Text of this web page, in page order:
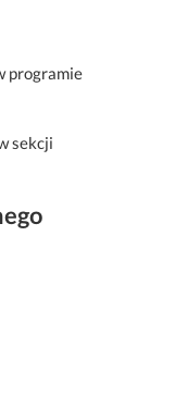
programie
sekcji